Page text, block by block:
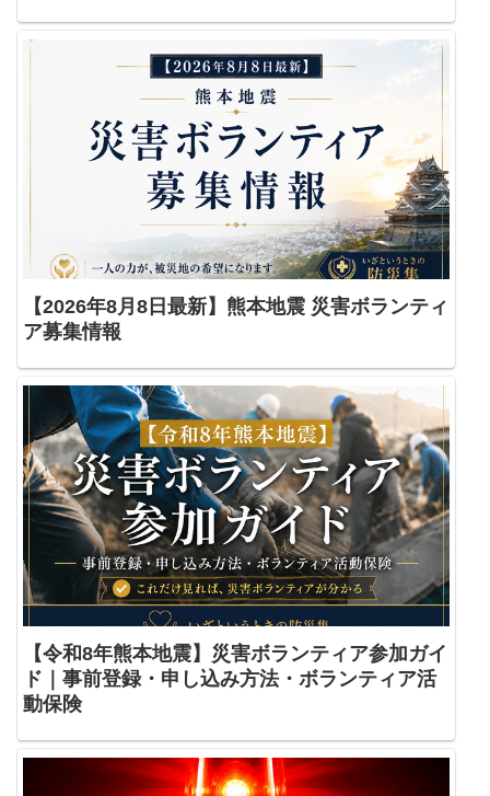
【2026年8月8日最新】熊本地震 災害ボランティ
ア募集情報
【令和8年熊本地震】災害ボランティア参加ガイ
ド｜事前登録・申し込み方法・ボランティア活
動保険